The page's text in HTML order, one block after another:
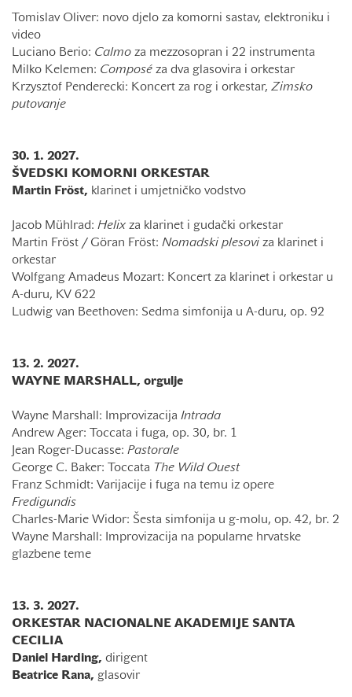
Tomislav Oliver: novo djelo za komorni sastav, elektroniku i
video
Luciano Berio: Calmo za mezzosopran i 22 instrumenta
Milko Kelemen: Composé za dva glasovira i orkestar
Krzysztof Penderecki: Koncert za rog i orkestar, Zimsko
putovanje
30. 1. 2027.
ŠVEDSKI KOMORNI ORKESTAR
Martin Fröst, klarinet i umjetničko vodstvo
Jacob Mühlrad: Helix za klarinet i gudački orkestar
Martin Fröst / Göran Fröst: Nomadski plesovi za klarinet i
orkestar
Wolfgang Amadeus Mozart: Koncert za klarinet i orkestar u
A-duru, KV 622
Ludwig van Beethoven: Sedma simfonija u A-duru, op. 92
13. 2. 2027.
WAYNE MARSHALL, orgulje
Wayne Marshall: Improvizacija Intrada
Andrew Ager: Toccata i fuga, op. 30, br. 1
Jean Roger-Ducasse: Pastorale
George C. Baker: Toccata The Wild Ouest
Franz Schmidt: Varijacije i fuga na temu iz opere
Fredigundis
Charles-Marie Widor: Šesta simfonija u g-molu, op. 42, br. 2
Wayne Marshall: Improvizacija na popularne hrvatske
glazbene teme
13. 3. 2027.
ORKESTAR NACIONALNE AKADEMIJE SANTA
CECILIA
Daniel Harding, dirigent
Beatrice Rana, glasovir